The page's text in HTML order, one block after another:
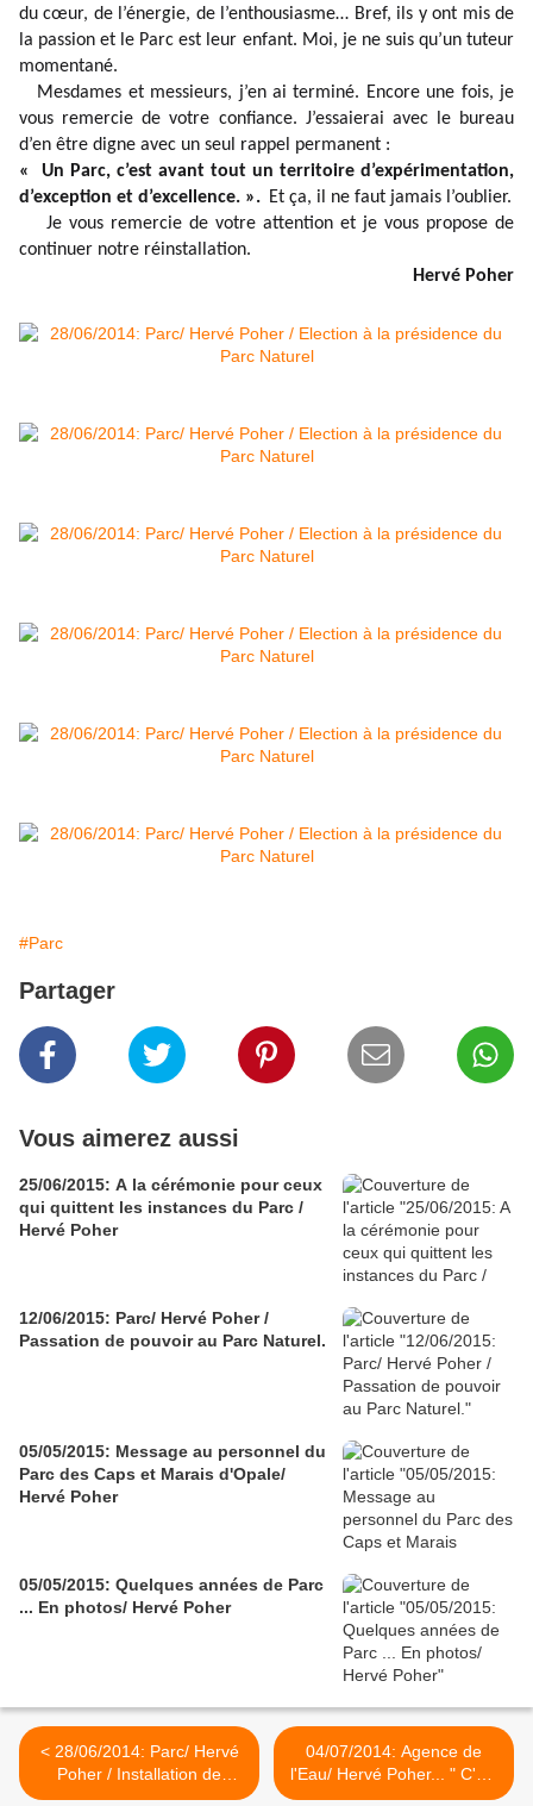
du cœur, de l’énergie, de l’enthousiasme… Bref, ils y ont mis de
la passion et le Parc est leur enfant. Moi, je ne suis qu’un tuteur
momentané.
Mesdames et messieurs, j’en ai terminé. Encore une fois, je
vous remercie de votre confiance. J’essaierai avec le bureau
d’en être digne avec un seul rappel permanent :
« Un Parc, c’est avant tout un territoire d’expérimentation,
d’exception et d’excellence. ». Et ça, il ne faut jamais l’oublier.
Je vous remercie de votre attention et je vous propose de
continuer notre réinstallation.
Hervé Poher
#Parc
Partager
Vous aimerez aussi
25/06/2015: A la cérémonie pour ceux
qui quittent les instances du Parc /
Hervé Poher
12/06/2015: Parc/ Hervé Poher /
Passation de pouvoir au Parc Naturel.
05/05/2015: Message au personnel du
Parc des Caps et Marais d'Opale/
Hervé Poher
05/05/2015: Quelques années de Parc
... En photos/ Hervé Poher
< 28/06/2014: Parc/ Hervé
Poher / Installation de
l'Assemblée des Territoires
04/07/2014: Agence de
l'Eau/ Hervé Poher... " C'est
bien plus beau lorsque c'est